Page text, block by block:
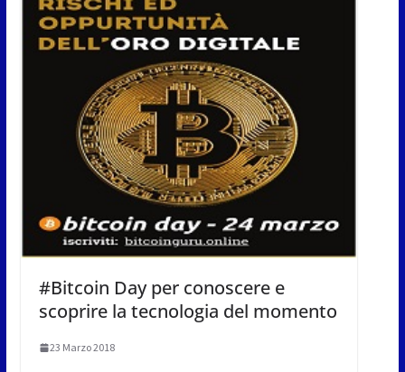
#Bitcoin Day per conoscere e
scoprire la tecnologia del momento
23 Marzo 2018